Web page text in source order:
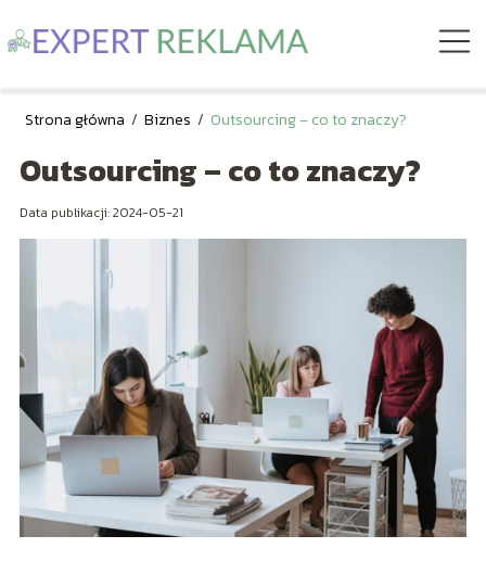
Strona główna / Biznes / Outsourcing – co to znaczy?
Outsourcing – co to znaczy?
Data publikacji: 2024-05-21